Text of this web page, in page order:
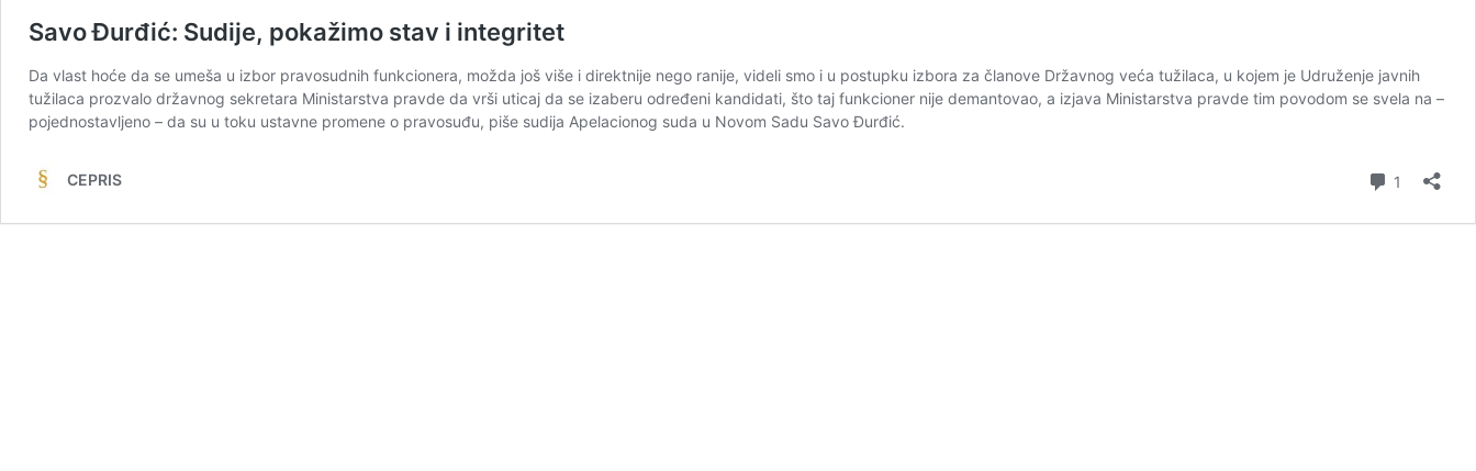
Savo Đurđić: Sudije, pokažimo stav i integritet
Da vlast hoće da se umeša u izbor pravosudnih funkcionera, možda još više i direktnije nego ranije, videli smo i u postupku izbora za članove Državnog veća tužilaca, u kojem je Udruženje javnih
tužilaca prozvalo državnog sekretara Ministarstva pravde da vrši uticaj da se izaberu određeni kandidati, što taj funkcioner nije demantovao, a izjava Ministarstva pravde tim povodom se svela na –
pojednostavljeno – da su u toku ustavne promene o pravosuđu, piše sudija Apelacionog suda u Novom Sadu Savo Đurđić.
CEPRIS 1 Komentar